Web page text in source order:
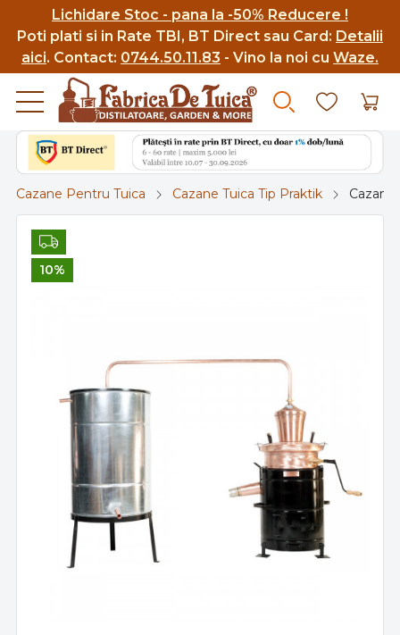
Lichidare Stoc - pana la -50% Reducere !
Poti plati si in Rate TBI, BT Direct sau Card: Detalii
aici. Contact: 0744.50.11.83 - Vino la noi cu Waze.
Cazane Pentru Tuica Cazane Tuica Tip Praktik Cazan
10%